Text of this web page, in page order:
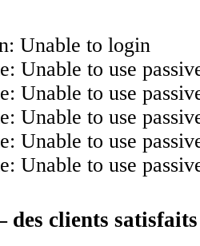
Unable to login
Unable to use
Unable to use
Unable to use
Unable to use
Unable to use
clients satisfaits